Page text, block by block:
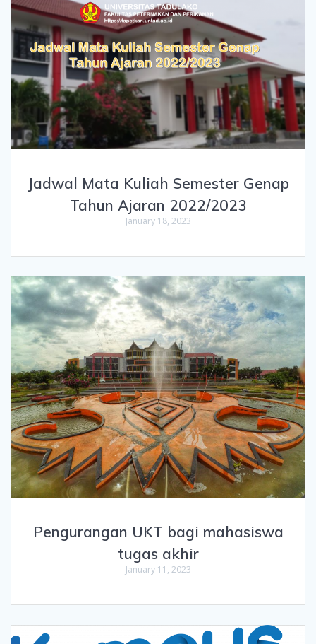
Jadwal Mata Kuliah Semester Genap
Tahun Ajaran 2022/2023
January 18, 2023
Pengurangan UKT bagi mahasiswa
tugas akhir
January 11, 2023